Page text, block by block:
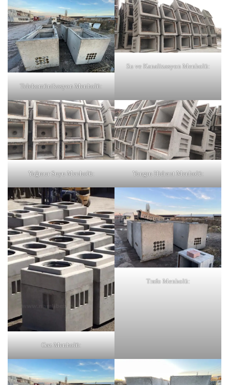
Telekomünikasyon Menholü:
Su ve Kanalizasyon Menholü:
Yağmur Suyu Menholü: Yangın Hidrant Menholü:
Gaz Menholü:
Trafo Menholü: